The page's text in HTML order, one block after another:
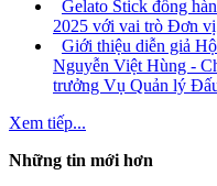
Gelato Stick đồng
2025 với vai trò Đơn
Giới thiệu diễn giả
Nguyễn Việt Hùng -
trưởng Vụ Quản lý
Xem tiếp...
Những tin mới hơn